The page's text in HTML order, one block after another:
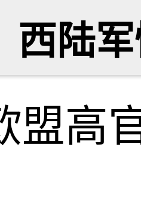
西陆
盟高